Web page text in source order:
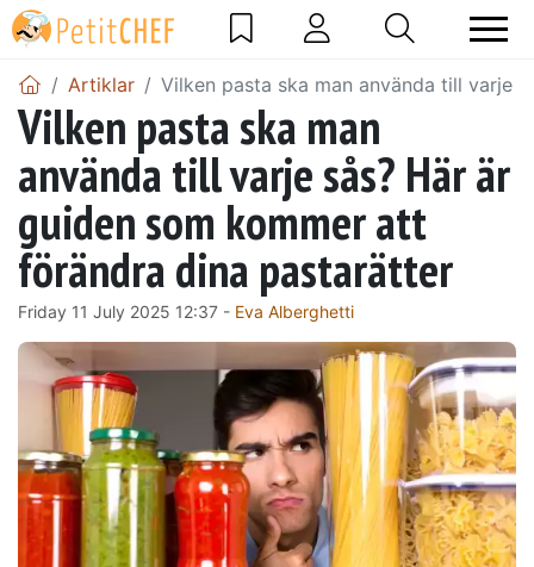
Artiklar Vilken pasta ska man använda till varje
Vilken pasta ska man
använda till varje sås? Här är
guiden som kommer att
förändra dina pastarätter
Friday 11 July 2025 12:37 - Eva Alberghetti